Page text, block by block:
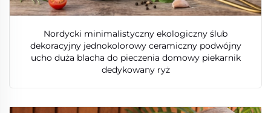
Nordycki minimalistyczny ekologiczny ślub
dekoracyjny jednokolorowy ceramiczny podwójny
ucho duża blacha do pieczenia domowy piekarnik
dedykowany ryż